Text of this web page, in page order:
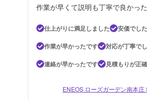
作業が早くて説明も丁寧で良かった
仕上がりに満足しました
安価でした
作業が早かったです
対応が丁寧で
連絡が早かったです
見積もりが正
ENEOS ローズガーデン南本庄